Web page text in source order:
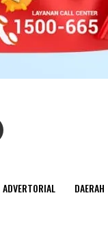
ADVERTORIAL DAERAH